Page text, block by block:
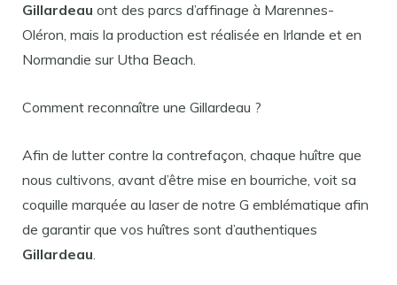
Gillardeau ont des parcs d’affinage à Marennes-
Oléron, mais la production est réalisée en Irlande et en
Normandie sur Utha Beach.
Comment reconnaître une Gillardeau ?
Afin de lutter contre la contrefaçon, chaque huître que
nous cultivons, avant d’être mise en bourriche, voit sa
coquille marquée au laser de notre G emblématique afin
de garantir que vos huîtres sont d’authentiques
Gillardeau.